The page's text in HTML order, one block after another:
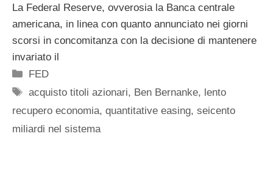
La Federal Reserve, ovverosia la Banca centrale
americana, in linea con quanto annunciato nei giorni
scorsi in concomitanza con la decisione di mantenere
invariato il
Categorie
FED
Tag
acquisto titoli azionari, Ben Bernanke, lento
recupero economia, quantitative easing, seicento
miliardi nel sistema